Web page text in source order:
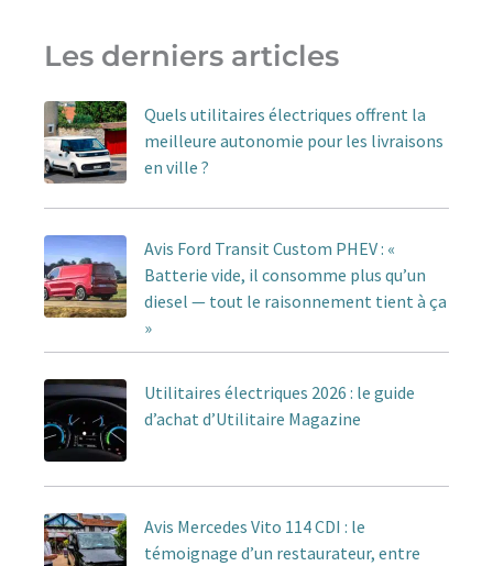
Les derniers articles
Quels utilitaires électriques offrent la
meilleure autonomie pour les livraisons
en ville ?
Avis Ford Transit Custom PHEV : «
Batterie vide, il consomme plus qu’un
diesel — tout le raisonnement tient à ça
»
Utilitaires électriques 2026 : le guide
d’achat d’Utilitaire Magazine
Avis Mercedes Vito 114 CDI : le
témoignage d’un restaurateur, entre